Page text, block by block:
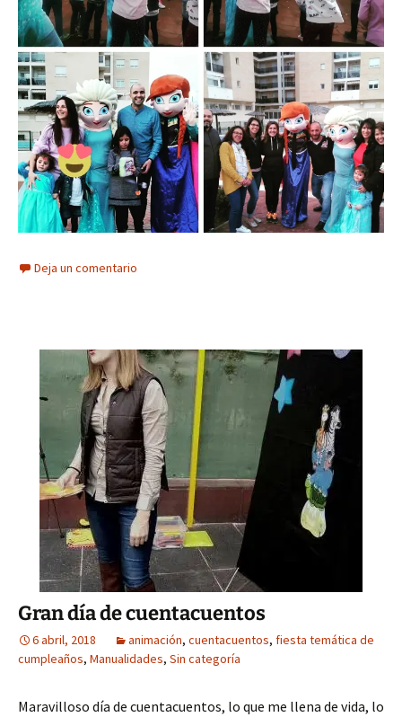
Deja un comentario
Gran día de cuentacuentos
6 abril, 2018 animación, cuentacuentos, fiesta temática de
cumpleaños, Manualidades, Sin categoría
Maravilloso día de cuentacuentos, lo que me llena de vida, lo